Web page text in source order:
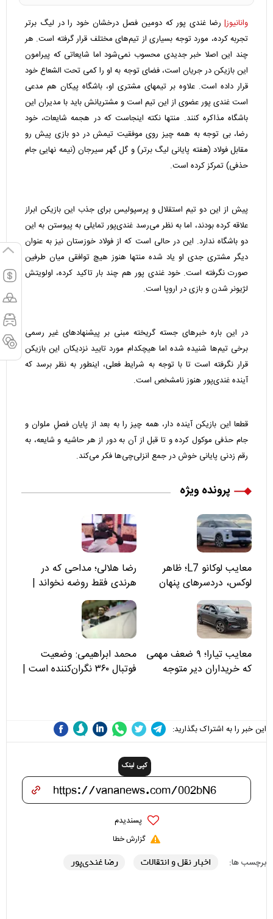
وانانیوز| رضا غندی پور که دومین فصل درخشان خود را در لیگ برتر
تجربه کرده، مورد توجه بسیاری از تیم‌های مختلف قرار گرفته است. هر
چند این اصلا خبر جدیدی محسوب نمی‌شود اما شایعاتی که پیرامون
این بازیکن در جریان است، فضای توجه به او را کمی تحت الشعاع خود
قرار داده است. علاوه بر تیمهای مشتری او، باشگاه پیکان هم مدعی
است غندی پور عضوی از این تیم است و مشتریانش باید با مدیران این
باشگاه مذاکره کنند. منتها نکته اینجاست که در هجمه شایعات، خود
رضا، بی توجه به همه چیز روی موفقیت تیمش در دو بازی پیش رو
مقابل فولاد (هفته پایانی لیگ برتر) و گل گهر سیرجان (نیمه نهایی جام
حذفی) تمرکز کرده است.
پیش از این دو تیم استقلال و پرسپولیس برای جذب این بازیکن ابراز
علاقه کرده بودند، اما به نظر می‌رسد غندی‌پور تمایلی به پیوستن به این
دو باشگاه ندارد. این در حالی است که از فولاد خوزستان نیز به عنوان
دیگر مشتری جدی او یاد شده منتها هنوز هیچ توافقی میان طرفین
صورت نگرفته است. خود غندی پور هم چند بار تاکید کرده، اولویتش
لژیونر شدن و بازی در اروپا است.
در این باره خبرهای جسته گریخته مبنی بر پیشنهادهای غیر رسمی
برخی تیم‌ها شنیده شده اما هیچکدام مورد تایید نزدیکان این بازیکن
قرار نگرفته است تا با توجه به شرایط فعلی، اینطور به نظر برسد که
آینده غندی‌پور هنوز نامشخص است.
قطعا این بازیکن آینده دار، همه چیز را به بعد از پایان فصلِ ملوان و
جام حذفی موکول کرده و تا قبل از آن به دور از هر حاشیه و شایعه، به
رقم زدنی پایانی خوش در جمع انزلی‌چی‌ها فکر می‌کند.
پرونده ویژه
معایب لوکانو L7؛ ظاهر
لوکس، دردسرهای پنهان
رضا هلالی؛ مداحی که در
هرندی فقط روضه نخواند |
مسئولان «تکیه‌گاه آقا مرتضی
علی(ع)» را جدی‌تر ببینند
معایب تیارا؛ ۹ ضعف مهمی
که خریداران دیر متوجه
محمد ابراهیمی: وضعیت
فوتبال ۳۶۰ نگران‌کننده است |
این خبر را به اشتراک بگذارید:
کپی لینک
پسندیدم
گزارش خطا
برچسب ها: اخبار نقل و انتقالات رضا غندی‌پور